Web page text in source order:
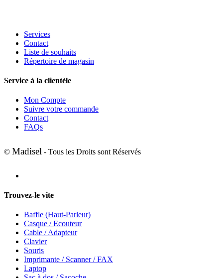
Services
Contact
Liste de souhaits
Répertoire de magasin
Service à la clientèle
Mon Compte
Suivre votre commande
Contact
FAQs
© Madisel - Tous les Droits sont Réservés
Trouvez-le vite
Baffle (Haut-Parleur)
Casque / Ecouteur
Cable / Adapteur
Clavier
Souris
Imprimante / Scanner / FAX
Laptop